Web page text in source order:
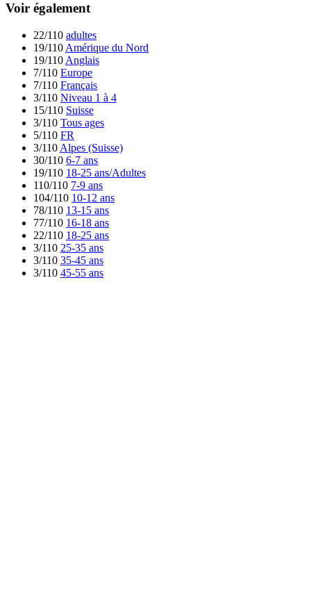
Voir également
22/110 adultes
19/110 Amérique du Nord
19/110 Anglais
7/110 Europe
7/110 Français
3/110 Niveau 1 à 4
15/110 Suisse
3/110 Tous ages
5/110 FR
3/110 Alpes (Suisse)
30/110 6-7 ans
19/110 18-25 ans/Adultes
110/110 7-9 ans
104/110 10-12 ans
78/110 13-15 ans
77/110 16-18 ans
22/110 18-25 ans
3/110 25-35 ans
3/110 35-45 ans
3/110 45-55 ans